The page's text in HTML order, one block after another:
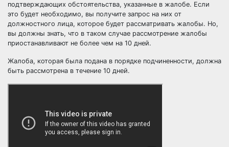
подтверждающих обстоятельства, указанные в жалобе. Если
это будет необходимо, вы получите запрос на них от
должностного лица, которое будет рассматривать жалобы. Но,
вы должны знать, что в таком случае рассмотрение жалобы
приостанавливают не более чем на 10 дней.
Жалоба, которая была подана в порядке подчиненности, должна
быть рассмотрена в течение 10 дней.